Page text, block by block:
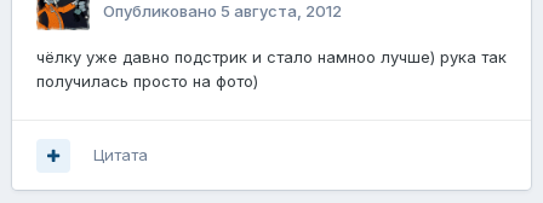
Опубликовано 5 августа, 2012
чёлку уже давно подстрик и стало намноо лучше) рука так
получилась просто на фото)
Цитата